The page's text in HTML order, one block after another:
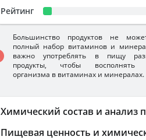
Химический состав и анализ
Пищевая ценность и
Рейтинг
Большинство продуктов не
полный набор витаминов и
важно употреблять в пищу
продукты, чтобы восполнять
организма в витаминах и минералах.